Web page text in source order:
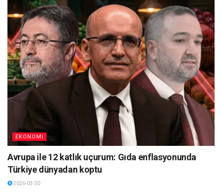
EKONOMI
Avrupa ile 12 katlık uçurum: Gıda enflasyonunda
Türkiye dünyadan koptu
2026-03-30